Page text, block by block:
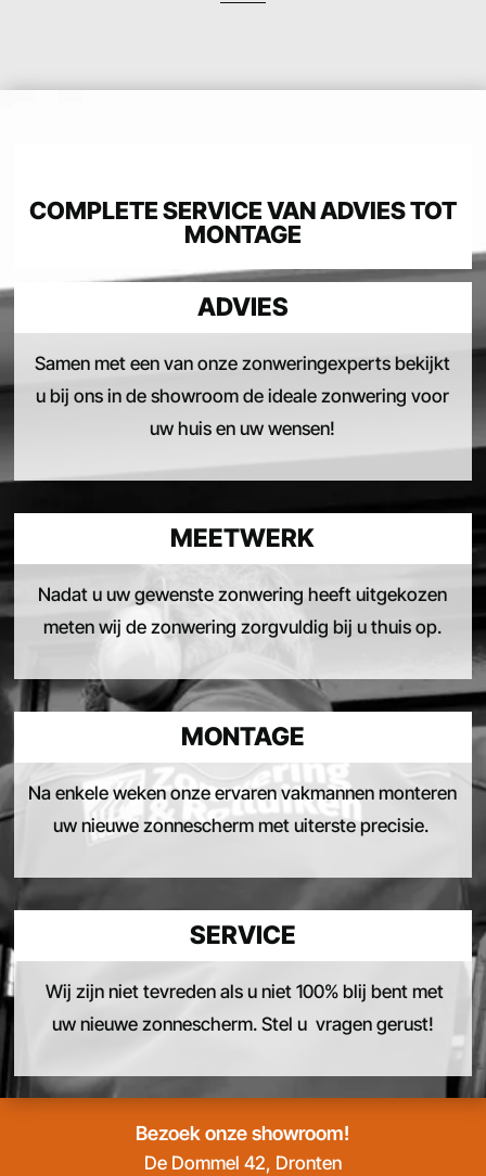
COMPLETE SERVICE VAN ADVIES TOT
MONTAGE
ADVIES
Samen met een van onze zonweringexperts bekijkt
u bij ons in de showroom de ideale zonwering voor
uw huis en uw wensen!
MEETWERK
Nadat u uw gewenste zonwering heeft uitgekozen
meten wij de zonwering zorgvuldig bij u thuis op.
MONTAGE
Na enkele weken onze ervaren vakmannen monteren
uw nieuwe zonnescherm met uiterste precisie.
SERVICE
Wij zijn niet tevreden als u niet 100% blij bent met
uw nieuwe zonnescherm. Stel u vragen gerust!
Bezoek onze showroom!
De Dommel 42, Dronten